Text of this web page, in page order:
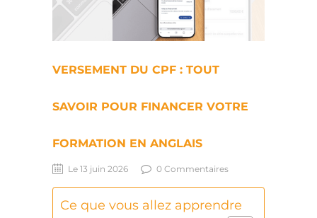
VERSEMENT DU CPF : TOUT
SAVOIR POUR FINANCER VOTRE
FORMATION EN ANGLAIS
Le 13 juin 2026 0 Commentaires
Ce que vous allez apprendre